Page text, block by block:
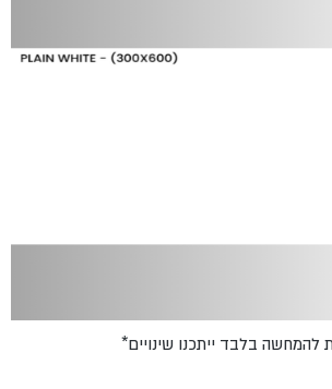
להמחשה בלבד ייתכנו שינויים